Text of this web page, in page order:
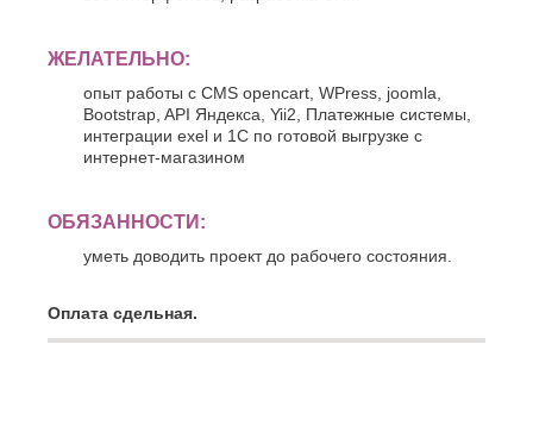
ЖЕЛАТЕЛЬНО:
опыт работы с CMS opencart, WPress, joomla,
Bootstrap, API Яндекса, Yii2, Платежные системы,
интеграции exel и 1С по готовой выгрузке с
интернет-магазином
ОБЯЗАННОСТИ:
уметь доводить проект до рабочего состояния.
Оплата сдельная.